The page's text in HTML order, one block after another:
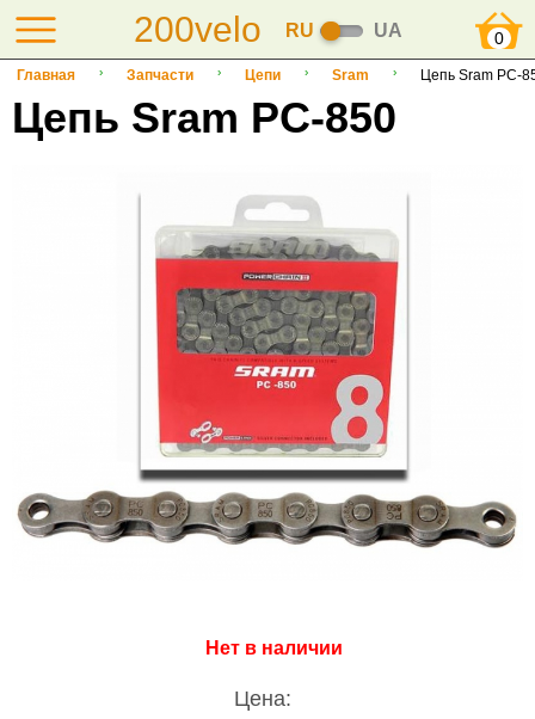
200velo RU UA 0
Главная Запчасти Цепи Sram Цепь Sram PC-
Цепь Sram PC-850
Нет в наличии
Цена: